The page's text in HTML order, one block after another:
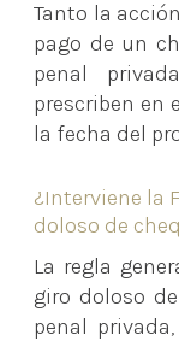
Tanto la
pago de un
penal
prescriben en
la fecha del
¿Interviene la
doloso de
La regla
giro doloso
penal